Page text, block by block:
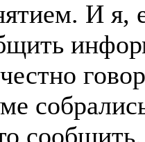
И я,
сообщить,